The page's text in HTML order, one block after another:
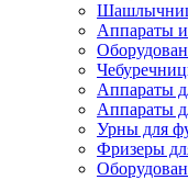
Аппараты и
Аппараты
Аппараты
Урны для
Фризеры